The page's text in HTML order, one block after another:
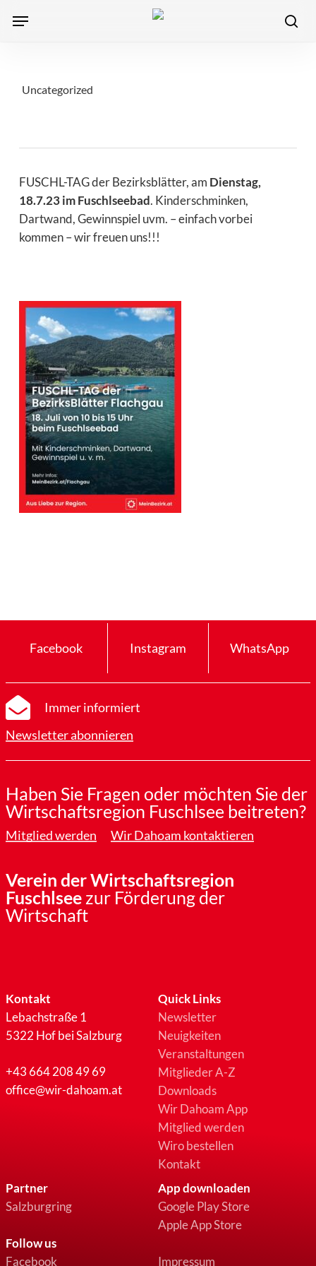
Menu
Uncategorized
FUSCHL-TAG der Bezirksblätter, am Dienstag,
18.7.23 im Fuschlseebad. Kinderschminken,
Dartwand, Gewinnspiel uvm. – einfach vorbei
kommen – wir freuen uns!!!
Facebook Instagram WhatsApp
Immer informiert
Newsletter abonnieren
Haben Sie Fragen oder möchten Sie der
Wirtschaftsregion Fuschlsee beitreten?
Mitglied werden Wir Dahoam kontaktieren
Verein der Wirtschaftsregion
Fuschlseezur Förderung der
Wirtschaft
Kontakt
Lebachstraße 1
5322 Hof bei Salzburg
+43 664 208 49 69
office@wir-dahoam.at
Quick Links
Newsletter
Neuigkeiten
Veranstaltungen
Mitglieder A-Z
Downloads
Wir Dahoam App
Mitglied werden
Wiro bestellen
Kontakt
Partner
Salzburgring
Follow us
Facebook
App downloaden
Google Play Store
Apple App Store
Impressum